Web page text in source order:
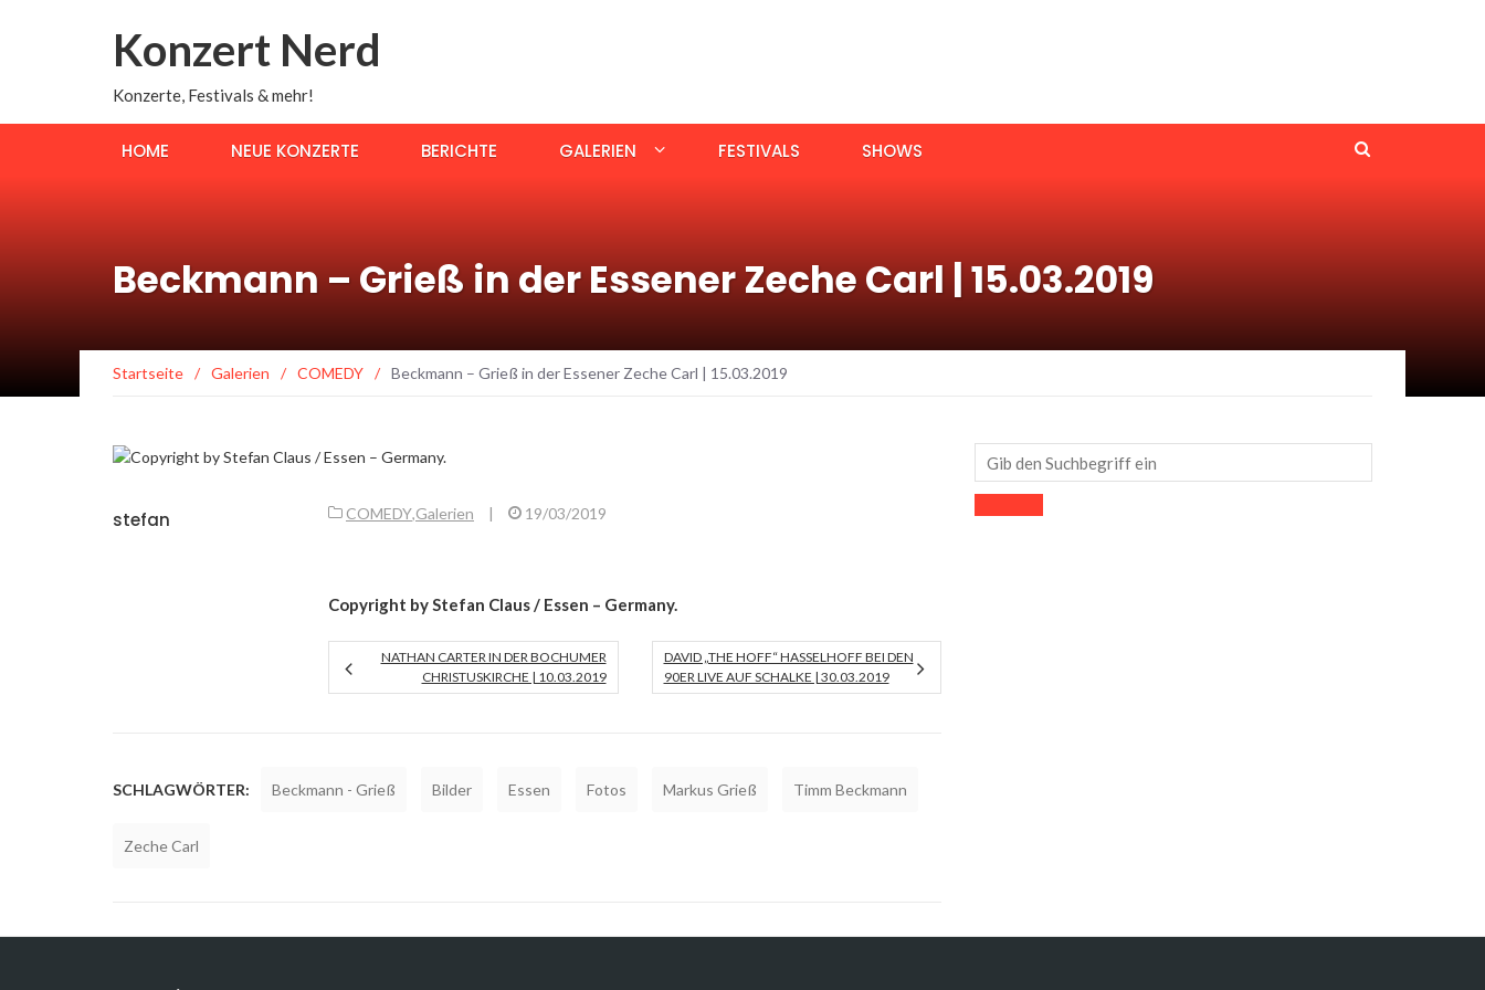
Konzert Nerd
Konzerte, Festivals & mehr!
HOME NEUE KONZERTE BERICHTE GALERIEN FESTIVALS SHOWS
Beckmann – Grieß in der Essener Zeche Carl | 15.03.2019
Startseite / Galerien / COMEDY / Beckmann – Grieß in der Essener Zeche Carl | 15.03.2019
stefan COMEDY,Galerien | 19/03/2019
Copyright by Stefan Claus / Essen – Germany.
NATHAN CARTER IN DER BOCHUMER
CHRISTUSKIRCHE | 10.03.2019
DAVID „THE HOFF“ HASSELHOFF BEI DEN
90ER LIVE AUF SCHALKE | 30.03.2019
SCHLAGWÖRTER: Beckmann - Grieß Bilder Essen Fotos Markus Grieß Timm Beckmann
Zeche Carl